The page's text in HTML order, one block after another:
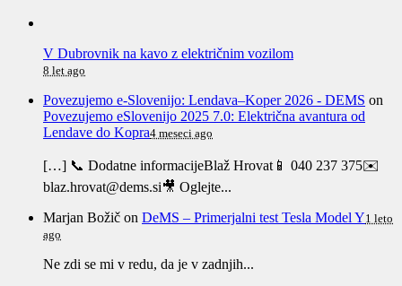
V Dubrovnik na kavo z električnim vozilom
8 let ago
Povezujemo e-Slovenijo: Lendava–Koper 2026 - DEMS on
Povezujemo eSlovenijo 2025 7.0: Električna avantura od
Lendave do Kopra4 meseci ago
[…] 📞 Dodatne informacijeBlaž Hrovat📱 040 237 375✉️
blaz.hrovat@dems.si🎥 Oglejte...
Marjan Božič on DeMS – Primerjalni test Tesla Model Y1 leto
ago
Ne zdi se mi v redu, da je v zadnjih...